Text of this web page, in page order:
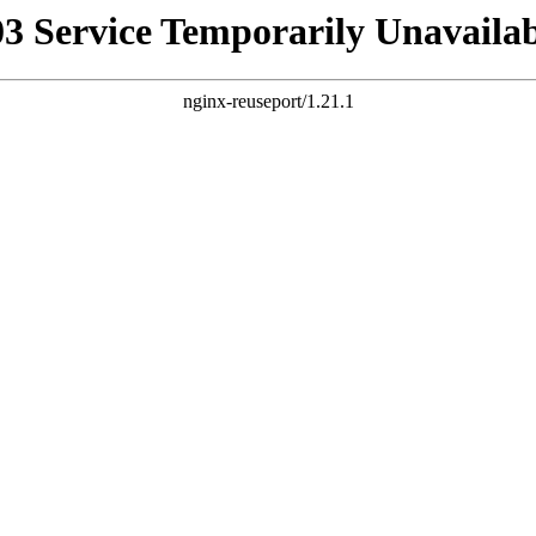
Service Temporarily
nginx-reuseport/1.21.1